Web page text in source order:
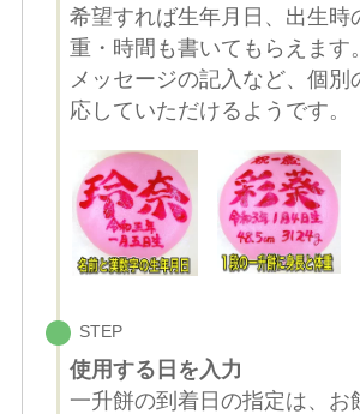
希望すれば生年月日、出生時
重・時間も書いてもらえます。
メッセージの記入など、個別
応していただけるようです。
STEP
使用する日を入力
一升餅の到着日の指定は、お